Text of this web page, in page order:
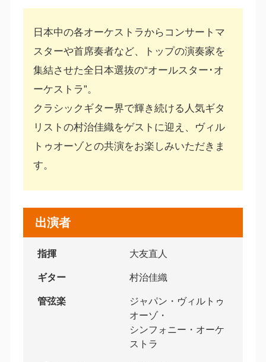
日本中の各オーケストラからコンサートマ
スターや首席奏者など、トップの演奏家を
集結させた全日本選抜の“オールスター･オ
ーケストラ”。
クラシックギター界で輝き続ける人気ギタ
リストの村治佳織をゲストに迎え、ヴィル
トゥオーゾとの共演をお楽しみいただきま
す。
出演者
指揮 大友直人
ギター 村治佳織
管弦楽
ジャパン・ヴィルトゥ
オーゾ・
シンフォニー・オーケ
ストラ